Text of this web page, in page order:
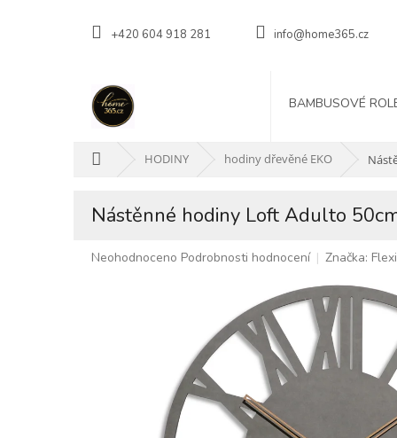
+420 604 918 281 info@home365.cz
BAMBUSOVÉ
HODINY hodiny dřevěné EKO
Nástěnné hodiny Loft Adulto
Průměrné
Neohodnoceno Podrobnosti hodnocení Značka: